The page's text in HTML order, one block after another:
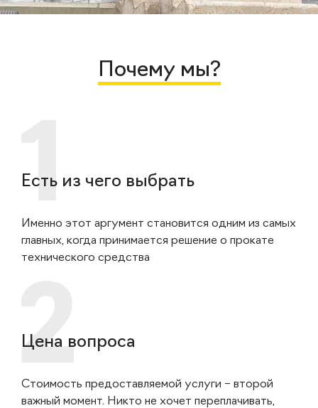
Почему мы?
Есть из чего выбрать
Именно этот аргумент становится одним из самых
главных, когда принимается решение о прокате
технического средства
Цена вопроса
Стоимость предоставляемой услуги – второй
важный момент. Никто не хочет переплачивать,